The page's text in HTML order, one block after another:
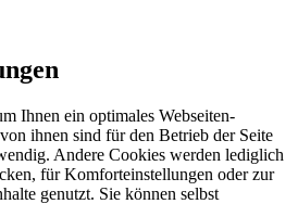
Ihnen ein optimales Webseiten-
ihnen sind für den Betrieb der Seite
Andere Cookies werden lediglich
für Komforteinstellungen oder zur
genutzt. Sie können selbst